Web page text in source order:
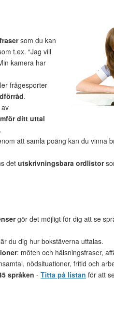
som du kan
t.ex. “Jag vill
kamera har
frågesporter
.
ditt uttal
att samla poäng kan du vinna
detutskrivningsbara ordlistor
gör det möjligt för dig att se
lär du dig hur bokstäverna uttalas.
: möten och hälsningsfraser,
nödsituationer, fritid och
språken - Titta på listan för att